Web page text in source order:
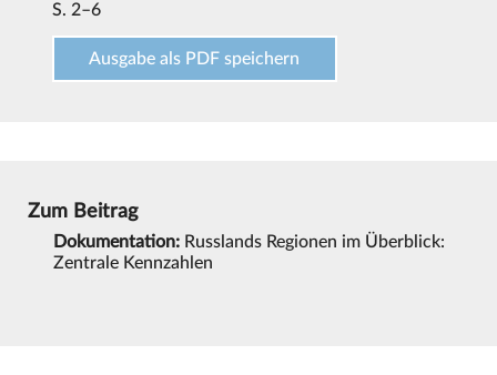
S. 2–6
Ausgabe als PDF speichern
Zum Beitrag
Dokumentation: Russlands Regionen im Überblick:
Zentrale Kennzahlen